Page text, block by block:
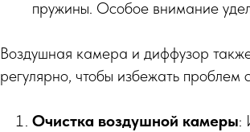
пружины. Особое внимание
Воздушная камера и диффузор
регулярно, чтобы избежать проблем
Очистка воздушной камеры: